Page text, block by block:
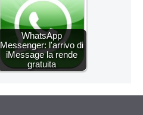
WhatsApp
Messenger: l'arrivo di
iMessage la rende
gratuita